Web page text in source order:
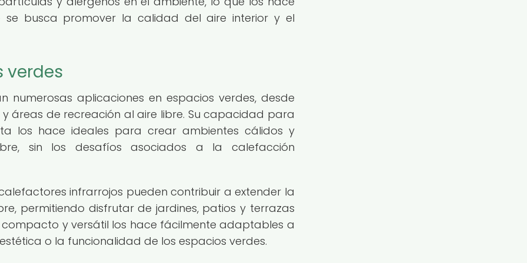
se busca promover la calidad del aire interior y el
verdes
numerosas aplicaciones en espacios verdes, desde
áreas de recreación al aire libre. Su capacidad para
los hace ideales para crear ambientes cálidos y
sin los desafíos asociados a la calefacción
infrarrojos pueden contribuir a extender la
permitiendo disfrutar de jardines, patios y terrazas
compacto y versátil los hace fácilmente adaptables a
o la funcionalidad de los espacios verdes.